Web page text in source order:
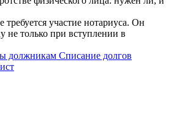
требуется участие нотариуса. Он
не только при вступлении в
должникам Списание долгов